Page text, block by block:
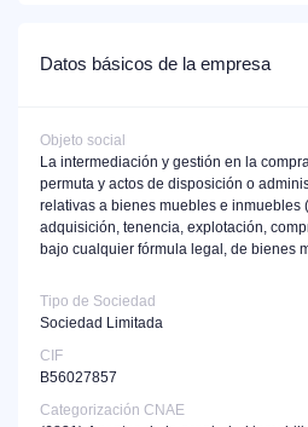
Datos básicos de la empresa
Objeto social
La intermediación y gestión en la
permuta y actos de disposición o
relativas a bienes muebles e inmuebles
adquisición, tenencia, explotación,
bajo cualquier fórmula legal, de bienes
Tipo de Sociedad
Sociedad Limitada
CIF
B56027857
Categorización CNAE